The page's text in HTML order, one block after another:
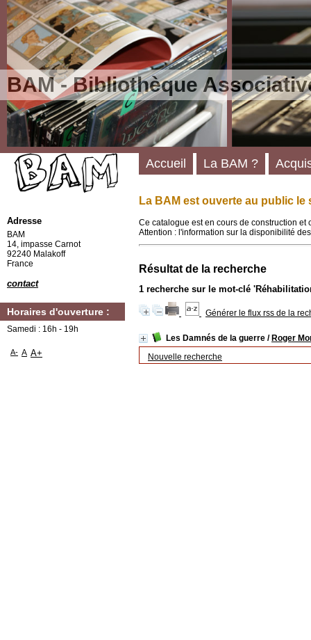
BAM - Bibliothèque
La BAM est ouverte au public le
Ce catalogue est en cours de construction
Attention : l'information sur la disponibilité
Résultat de la recherche
1 recherche sur le mot-clé
Générer le flux rss de la
Les Damnés de la guerre / Roger
Nouvelle recherche
Accueil La BAM ?
Adresse
BAM
14, impasse Carnot
92240 Malakoff
France
contact
Horaires d'ouverture :
Samedi : 16h - 19h
A- A A+